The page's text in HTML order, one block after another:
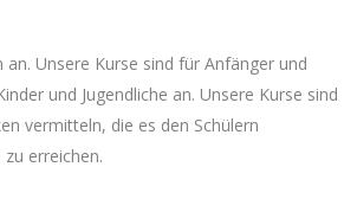
Unsere Kurse sind für Anfänger und
und Jugendliche an. Unsere Kurse sind
vermitteln, die es den Schülern
erreichen.